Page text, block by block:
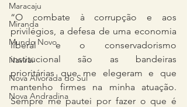
Maracaju
Miranda
Mundo Novo
Naviraí
Nova Alvorada do Sul
Nova Andradina
“O combate à corrupção e aos
privilégios, a defesa de uma economia
liberal e o conservadorismo
institucional são as bandeiras
prioritárias que me elegeram e que
mantenho firmes na minha atuação.
Sempre me pautei por fazer o que é